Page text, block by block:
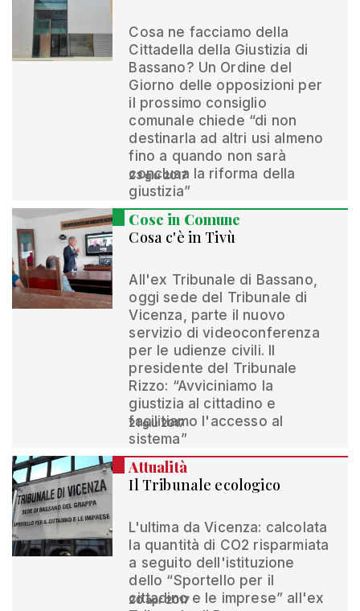
Cosa ne facciamo della
Cittadella della Giustizia di
Bassano? Un Ordine del
Giorno delle opposizioni per
il prossimo consiglio
comunale chiede “di non
destinarla ad altri usi almeno
fino a quando non sarà
conclusa la riforma della
giustizia”
23 giu 2017
Cose in Comune
Cosa c'è in Tivù
All'ex Tribunale di Bassano,
oggi sede del Tribunale di
Vicenza, parte il nuovo
servizio di videoconferenza
per le udienze civili. Il
presidente del Tribunale
Rizzo: “Avviciniamo la
giustizia al cittadino e
facilitiamo l'accesso al
sistema”
21 giu 2017
Attualità
Il Tribunale ecologico
L'ultima da Vicenza: calcolata
la quantità di CO2 risparmiata
a seguito dell'istituzione
dello “Sportello per il
cittadino e le imprese” all'ex
20 apr 2017